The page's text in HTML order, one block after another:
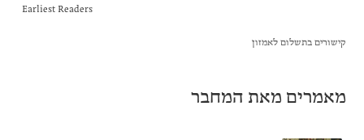
Earliest Readers
קישורים בתשלום לאמזון
מאמרים מאת המחבר